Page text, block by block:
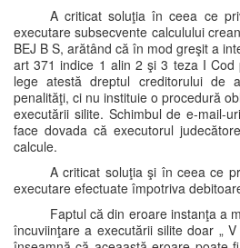
A criticat soluţia în ceea ce
executare subsecvente calculului
BEJ B S, arătând că în mod greşit a
art 371 indice 1 alin 2 şi 3 teza I Cod
lege atestă dreptul creditorului de
penalităţi, ci nu instituie o procedură
executării silite. Schimbul de e-mail-
face dovada că executorul
calcule.
A criticat soluţia şi în ceea ce
executare efectuate împotriva
Faptul că din eroare instanţa a
încuviinţare a executării silite doar „